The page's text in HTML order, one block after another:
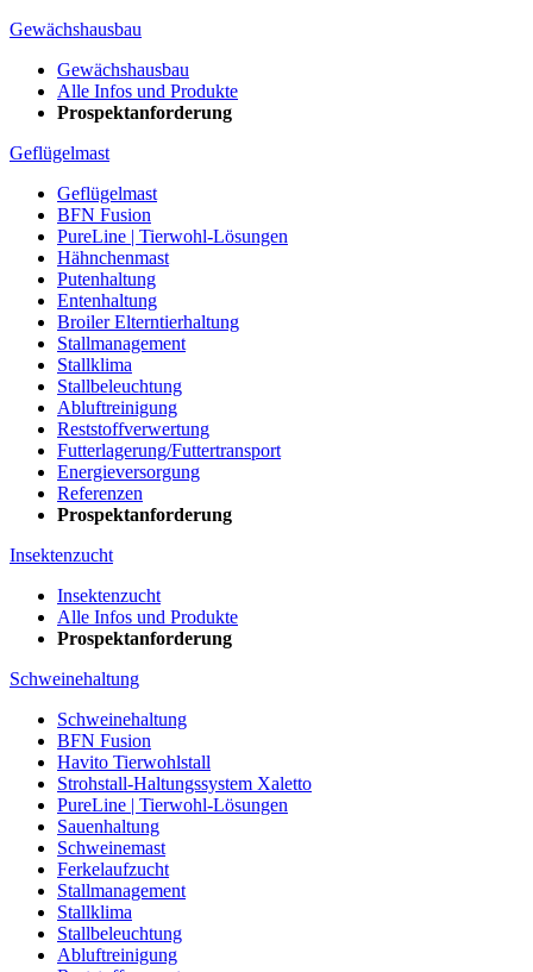
Gewächshausbau
Gewächshausbau
Alle Infos und Produkte
Prospektanforderung
Geflügelmast
Geflügelmast
BFN Fusion
PureLine | Tierwohl-Lösungen
Hähnchenmast
Putenhaltung
Entenhaltung
Broiler Elterntierhaltung
Stallmanagement
Stallklima
Stallbeleuchtung
Abluftreinigung
Reststoffverwertung
Futterlagerung/Futtertransport
Energieversorgung
Referenzen
Prospektanforderung
Insektenzucht
Insektenzucht
Alle Infos und Produkte
Prospektanforderung
Schweinehaltung
Schweinehaltung
BFN Fusion
Havito Tierwohlstall
Strohstall-Haltungssystem Xaletto
PureLine | Tierwohl-Lösungen
Sauenhaltung
Schweinemast
Ferkelaufzucht
Stallmanagement
Stallklima
Stallbeleuchtung
Abluftreinigung